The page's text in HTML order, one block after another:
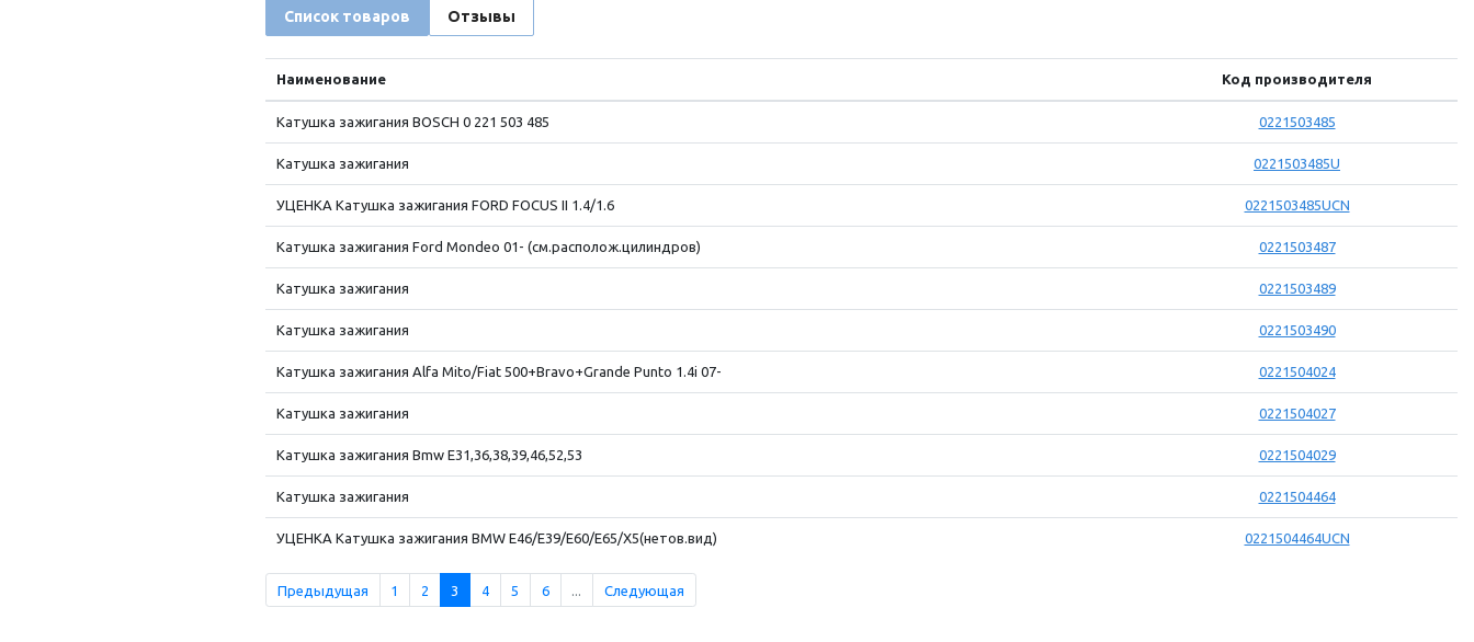
Список товаров Отзывы
Наименование Код производителя
Катушка зажигания BOSCH 0 221 503 485 0221503485
Катушка зажигания 0221503485U
УЦЕНКА Катушка зажигания FORD FOCUS II 1.4/1.6 0221503485UCN
Катушка зажигания Ford Mondeo 01- (см.располож.цилиндров) 0221503487
Катушка зажигания 0221503489
Катушка зажигания 0221503490
Катушка зажигания Alfa Mito/Fiat 500+Bravo+Grande Punto 1.4i 07- 0221504024
Катушка зажигания 0221504027
Катушка зажигания Bmw E31,36,38,39,46,52,53 0221504029
Катушка зажигания 0221504464
УЦЕНКА Катушка зажигания BMW E46/E39/E60/E65/X5(нетов.вид) 0221504464UCN
Предыдущая 1 2 3 4 5 6 Следующая